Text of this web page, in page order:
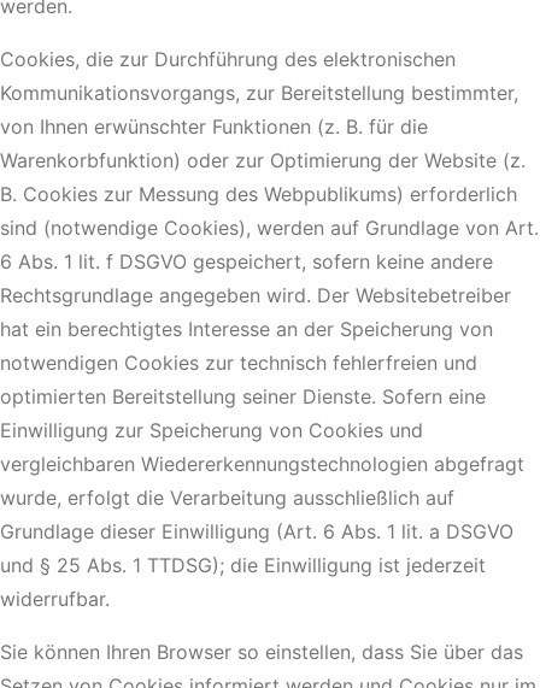
werden.
Cookies, die zur Durchführung des elektronischen
Kommunikationsvorgangs, zur Bereitstellung bestimmter,
von Ihnen erwünschter Funktionen (z. B. für die
Warenkorbfunktion) oder zur Optimierung der Website (z.
B. Cookies zur Messung des Webpublikums) erforderlich
sind (notwendige Cookies), werden auf Grundlage von Art.
6 Abs. 1 lit. f DSGVO gespeichert, sofern keine andere
Rechtsgrundlage angegeben wird. Der Websitebetreiber
hat ein berechtigtes Interesse an der Speicherung von
notwendigen Cookies zur technisch fehlerfreien und
optimierten Bereitstellung seiner Dienste. Sofern eine
Einwilligung zur Speicherung von Cookies und
vergleichbaren Wiedererkennungstechnologien abgefragt
wurde, erfolgt die Verarbeitung ausschließlich auf
Grundlage dieser Einwilligung (Art. 6 Abs. 1 lit. a DSGVO
und § 25 Abs. 1 TTDSG); die Einwilligung ist jederzeit
widerrufbar.
Sie können Ihren Browser so einstellen, dass Sie über das